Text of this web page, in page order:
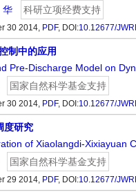
华 科研立项经费支持
30 2014, PDF, DOI:10.12677/
制中的应用
Pre-Discharge Model on
国家自然科学基金支持
30 2014, PDF, DOI:10.12677/
度研究
of Xiaolangdi-Xixiayuan
国家自然科学基金支持
29 2014, PDF, DOI:10.12677/